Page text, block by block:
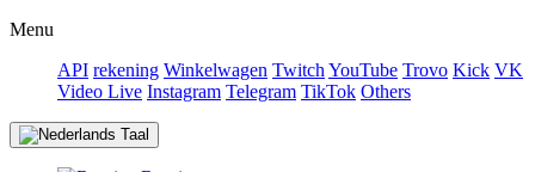
Menu
API rekening Winkelwagen Twitch YouTube Trovo Kick VK
Video Live Instagram Telegram TikTok Others
Taal